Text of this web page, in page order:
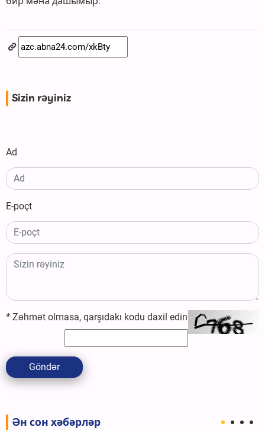
Sizin rəyiniz
Ad
E-poçt
* Zəhmət olmasa, qarşıdakı kodu daxil edin
Göndər
Ән сон хәбәрләр